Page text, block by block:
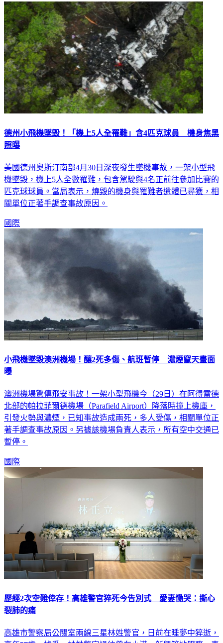
國際
德州小飛機墜毀！「機上5人全罹難」含4匹克球員 機身焦黑
美國德州奧斯汀南部4月30日深夜發生墜機事故，一架小型飛
機墜毀，機上5人全數罹難，包含駕駛與4名正前往參加比賽的
匹克球球員。當局表示，燒毀的機身與罹難者遺體已尋獲，相
小飛機墜毀澳洲機場！釀2死多傷、航班暫停 濃煙竄天畫面
澳洲機場驚傳飛安事故！一架小型飛機今（29日）在阿得雷德
北部的帕拉菲爾德機場（Parafield Airport）降落時撞上機庫，
引發火勢與濃煙，已知事故造成兩死，多人受傷，相關單位正
著手調查事故原因。另據該機場負責人表示，所有空中交通已
國際
歷經2次空難倖存！高雄警官猝死今告別式 愛妻慟哭：撕心